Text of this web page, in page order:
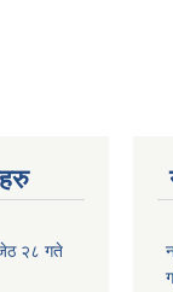
जेठ २८ गते